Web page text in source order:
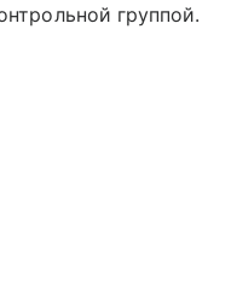
группой.